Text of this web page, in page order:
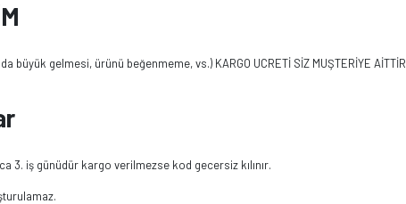
büyük gelmesi, ürünü beğenmeme, vs.) KARGO UCRETİ SİZ MUŞTERİYE AİTTİR
3. iş günüdür kargo verilmezse kod gecersiz kılınır.